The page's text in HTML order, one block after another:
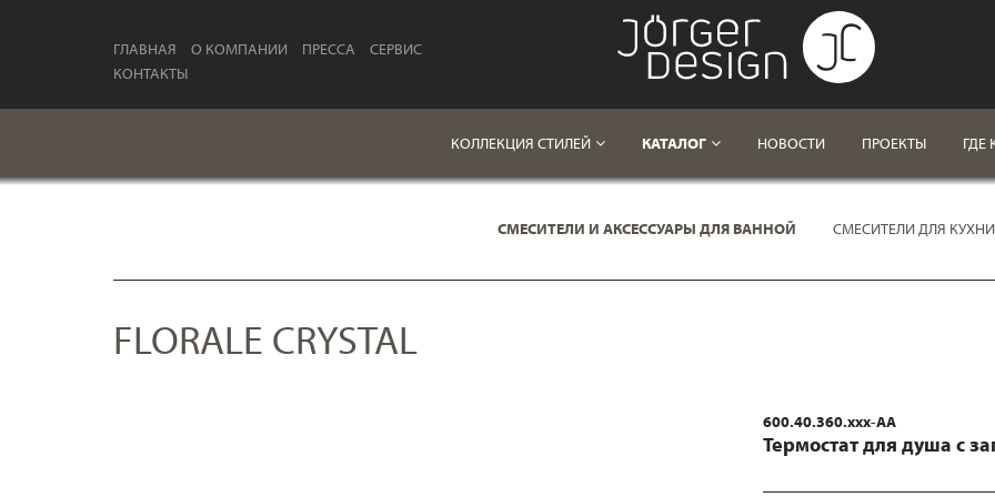
ГЛАВНАЯ О КОМПАНИИ ПРЕССА
СЕРВИС
КОНТАКТЫ
КОЛЛЕКЦИЯ СТИЛЕЙ КАТАЛОГ НОВОСТИ ПРОЕКТЫ ГДЕ
СМЕСИТЕЛИ И АКСЕССУАРЫ ДЛЯ ВАННОЙ СМЕСИТЕЛИ ДЛЯ КУХНИ
FLORALE CRYSTAL
600.40.360.xxx-AA
Термостат для душа с